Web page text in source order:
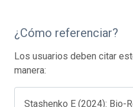
¿Cómo referenciar?
Los usuarios deben citar
manera:
Stashenko E (2024): Bio-